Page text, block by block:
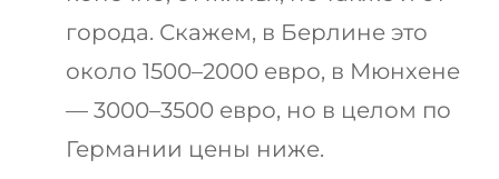
города. Скажем, в Берлине это
около 1500–2000 евро, в Мюнхене
— 3000–3500 евро, но в целом по
Германии цены ниже.